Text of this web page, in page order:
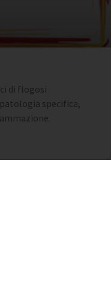
di flogosi
specifica,